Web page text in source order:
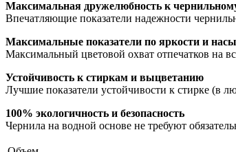
Максимальная дружелюбность к
Впечатляющие показатели надежности
Максимальные показатели по яркости и
Максимальный цветовой охват отпечатков на
Устойчивость к стиркам и выцветанию
Лучшие показатели устойчивости к стирке (в
100% экологичность и безопасность
Чернила на водной основе не требуют